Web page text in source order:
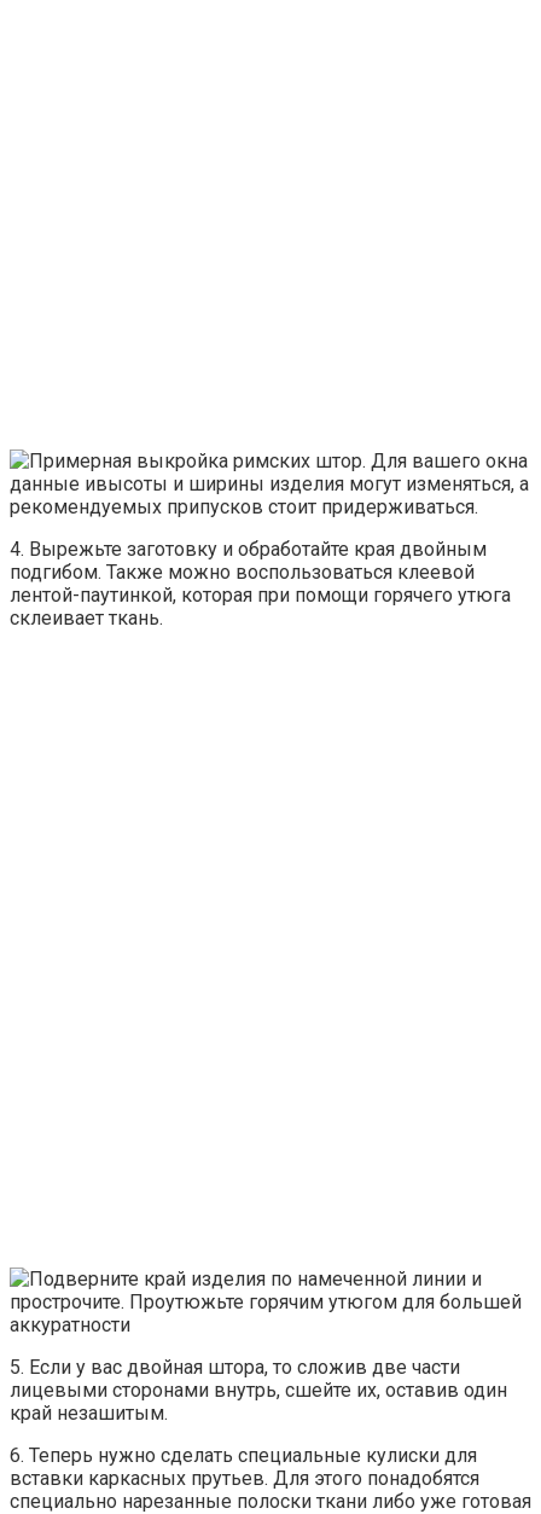
4. Вырежьте заготовку и обработайте края двойным
подгибом. Также можно воспользоваться клеевой
лентой-паутинкой, которая при помощи горячего утюга
склеивает ткань.
5. Если у вас двойная штора, то сложив две части
лицевыми сторонами внутрь, сшейте их, оставив один
край незашитым.
6. Теперь нужно сделать специальные кулиски для
вставки каркасных прутьев. Для этого понадобятся
специально нарезанные полоски ткани либо уже готовая